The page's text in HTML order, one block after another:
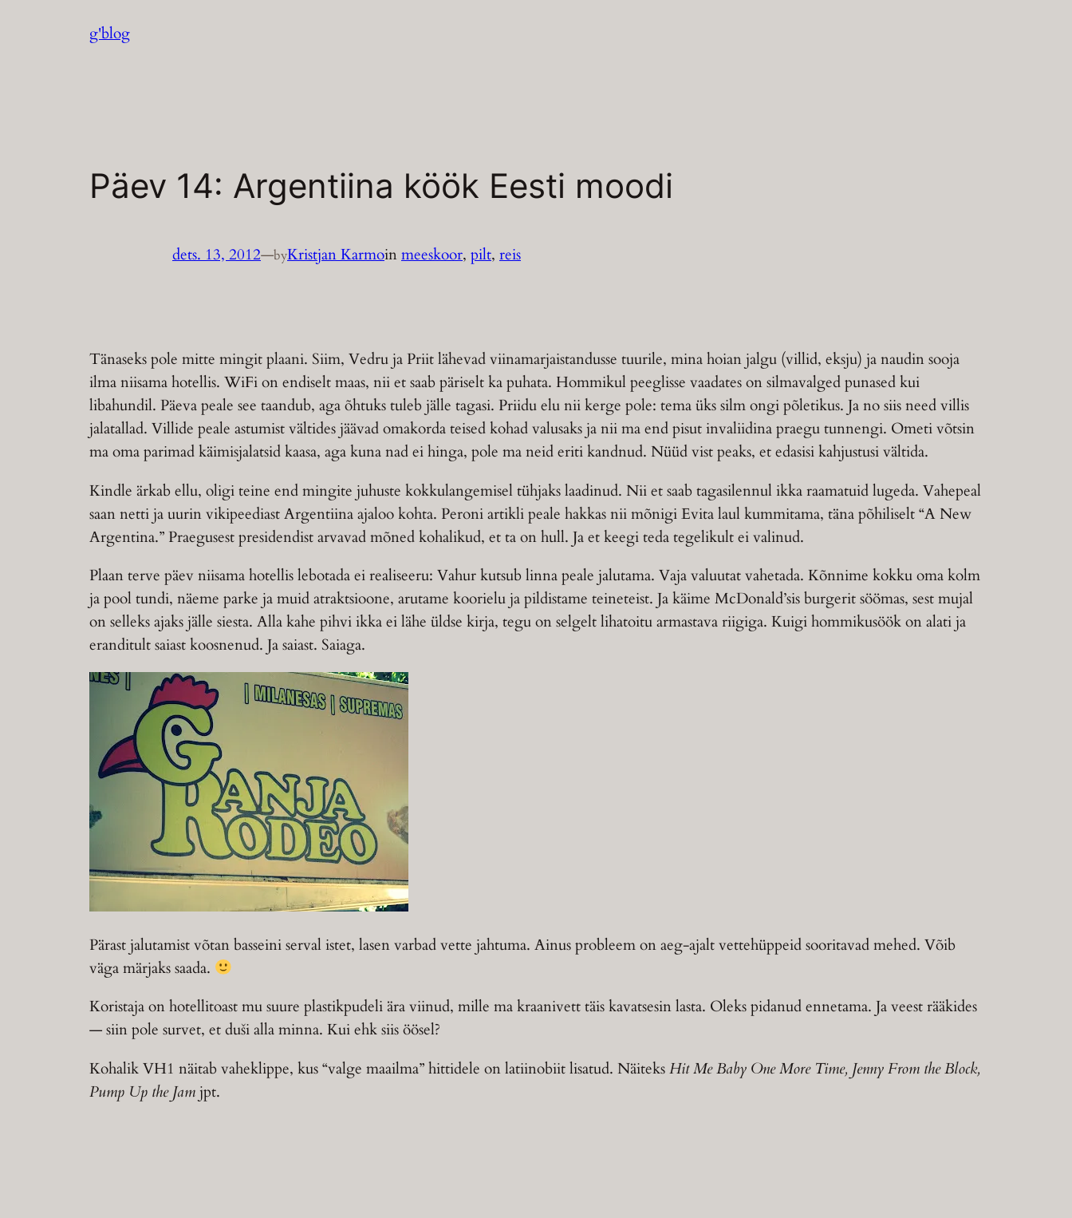
g'blog
Päev 14: Argentiina köök Eesti moodi
dets. 13, 2012—byKristjan Karmoinmeeskoor, pilt, reis
Tänaseks pole mitte mingit plaani. Siim, Vedru ja Priit lähevad viinamarjaistandusse tuurile, mina hoian jalgu (villid, eksju) ja naudin sooja
ilma niisama hotellis. WiFi on endiselt maas, nii et saab päriselt ka puhata. Hommikul peeglisse vaadates on silmavalged punased kui
libahundil. Päeva peale see taandub, aga õhtuks tuleb jälle tagasi. Priidu elu nii kerge pole: tema üks silm ongi põletikus. Ja no siis need villis
jalatallad. Villide peale astumist vältides jäävad omakorda teised kohad valusaks ja nii ma end pisut invaliidina praegu tunnengi. Ometi võtsin
ma oma parimad käimisjalatsid kaasa, aga kuna nad ei hinga, pole ma neid eriti kandnud. Nüüd vist peaks, et edasisi kahjustusi vältida.
Kindle ärkab ellu, oligi teine end mingite juhuste kokkulangemisel tühjaks laadinud. Nii et saab tagasilennul ikka raamatuid lugeda. Vahepeal
saan netti ja uurin vikipeediast Argentiina ajaloo kohta. Peroni artikli peale hakkas nii mõnigi Evita laul kummitama, täna põhiliselt “A New
Argentina.” Praegusest presidendist arvavad mõned kohalikud, et ta on hull. Ja et keegi teda tegelikult ei valinud.
Plaan terve päev niisama hotellis lebotada ei realiseeru: Vahur kutsub linna peale jalutama. Vaja valuutat vahetada. Kõnnime kokku oma kolm
ja pool tundi, näeme parke ja muid atraktsioone, arutame koorielu ja pildistame teineteist. Ja käime McDonald’sis burgerit söömas, sest mujal
on selleks ajaks jälle siesta. Alla kahe pihvi ikka ei lähe üldse kirja, tegu on selgelt lihatoitu armastava riigiga. Kuigi hommikusöök on alati ja
eranditult saiast koosnenud. Ja saiast. Saiaga.
Pärast jalutamist võtan basseini serval istet, lasen varbad vette jahtuma. Ainus probleem on aeg-ajalt vettehüppeid sooritavad mehed. Võib
väga märjaks saada.
Koristaja on hotellitoast mu suure plastikpudeli ära viinud, mille ma kraanivett täis kavatsesin lasta. Oleks pidanud ennetama. Ja veest rääkides
— siin pole survet, et duši alla minna. Kui ehk siis öösel?
Kohalik VH1 näitab vaheklippe, kus “valge maailma” hittidele on latiinobiit lisatud. NäiteksHit Me Baby One More Time, Jenny From the Block,
Pump Up the Jamjpt.